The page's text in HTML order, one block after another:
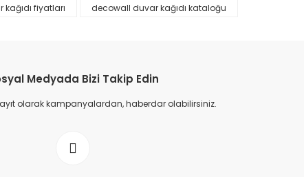
fiyatları decowall duvar kağıdı kataloğu
Medyada Bizi Takip Edin
olarak kampanyalardan, haberdar olabilirsiniz.